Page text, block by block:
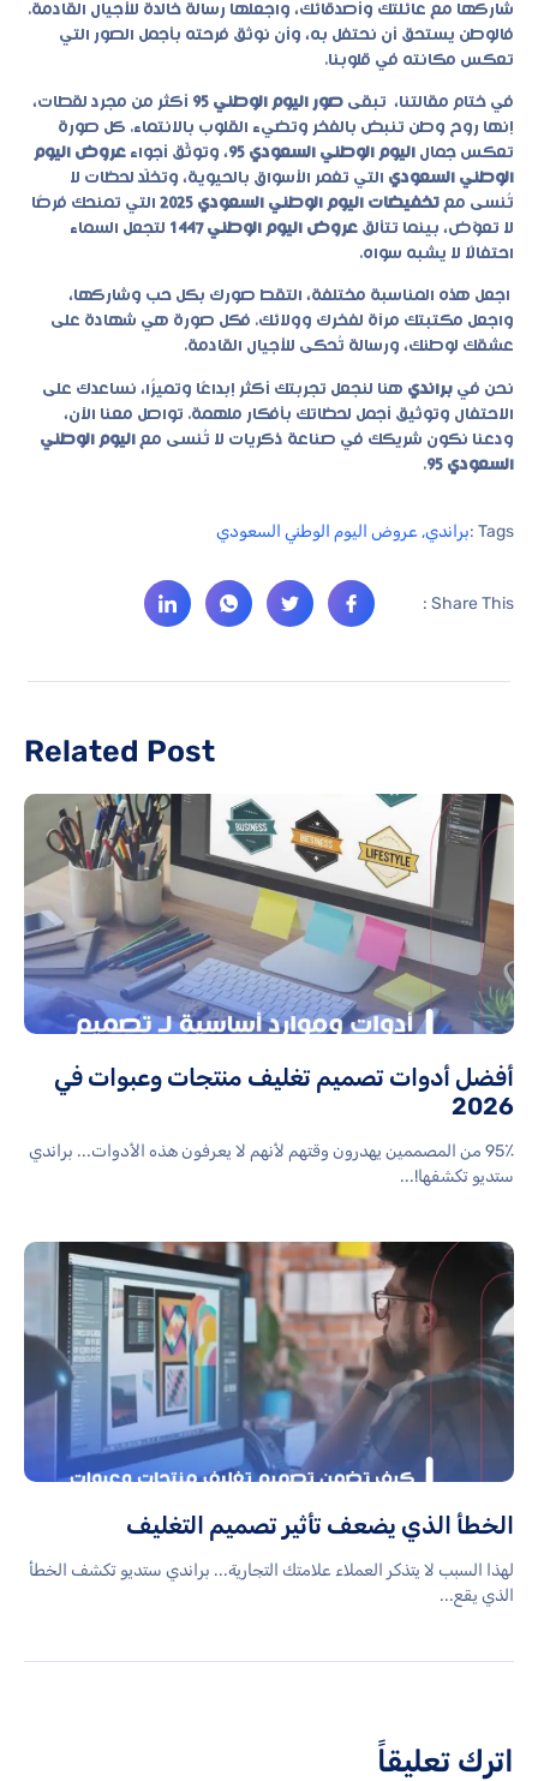
شاركها مع عائلتك وأصدقائك، واجعلها رسالة خالدة للأجيال القادمة.
فالوطن يستحق أن نحتفل به، وأن نوثق فرحته بأجمل الصور التي
تعكس مكانته في قلوبنا.
في ختام مقالتنا، تبقى صور اليوم الوطني 95
أكثر من مجرد لقطات،
إنها روح وطن تنبض بالفخر وتضيء القلوب بالانتماء. كل صورة
تعكس جمال اليوم الوطني السعودي 95 ، وتوثّق أجواء عروض اليوم
الوطني السعودي التي تغمر الأسواق بالحيوية، وتخلّد لحظات لا
تُنسى مع تخفيضات اليوم الوطني السعودي 2025
التي تمنحك فرصًا
لا تعوّض، بينما تتألق عروض اليوم الوطني 1447
لتجعل السماء
احتفالًا لا يشبه سواه.
اجعل هذه المناسبة مختلفة، التقط صورك بكل حب وشاركها،
واجعل مكتبتك مرآة لفخرك وولائك. فكل صورة هي شهادة على
عشقك لوطنك، ورسالة تُحكى للأجيال القادمة.
نحن في براندي هنا لنجعل تجربتك أكثر إبداعًا وتميزًا، نساعدك على
الاحتفال وتوثيق أجمل لحظاتك بأفكار ملهمة. تواصل معنا الآن،
ودعنا نكون شريكك في صناعة ذكريات لا تُنسى مع اليوم الوطني
السعودي 95
.
Tags : براندي, عروض اليوم الوطني السعودي
Share This :
Related Post
أفضل أدوات تصميم تغليف منتجات وعبوات في
2026
95٪ من المصممين يهدرون وقتهم لأنهم لا يعرفون هذه الأدوات... براندي
ستديو تكشفها!...
الخطأ الذي يضعف تأثير تصميم التغليف
لهذا السبب لا يتذكر العملاء علامتك التجارية... براندي ستديو تكشف الخطأ
الذي يقع...
اترك تعليقاً